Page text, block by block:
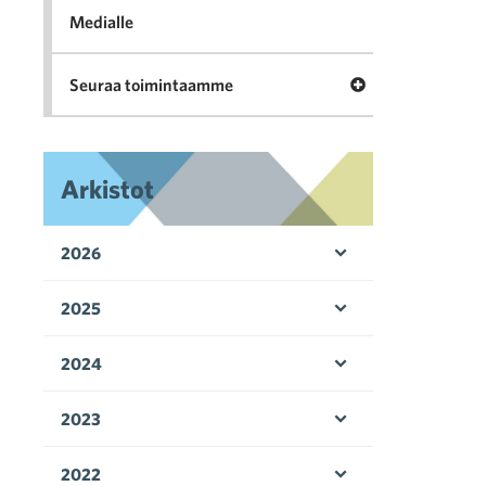
Medialle
Seuraa toimintaamme Avaa valikko
Arkistot
2026
2025
2024
2023
2022